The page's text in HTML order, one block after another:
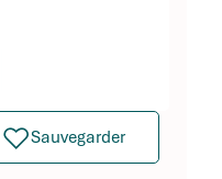
Sauvegarder